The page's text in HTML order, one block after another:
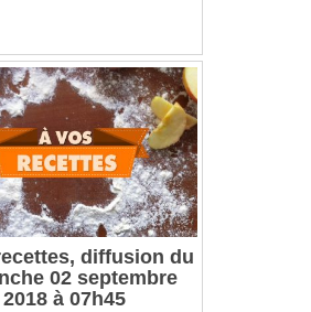
diffusion du
02 septembre
2018 à 07h45